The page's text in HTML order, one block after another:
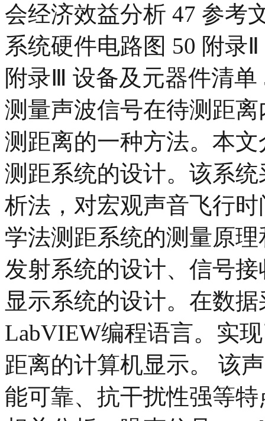
会经济效益分析 47 参考
系统硬件电路图 50 附录
附录Ⅲ 设备及元器件清
测量声波信号在待测距
测距离的一种方法。本
测距系统的设计。该系
析法，对宏观声音飞行
学法测距系统的测量原
发射系统的设计、信号
显示系统的设计。在数
LabVIEW编程语言。实
距离的计算机显示。 该
能可靠、抗干扰性强等